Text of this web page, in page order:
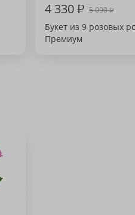
4 330₽ 5 090₽
Букет из 9 розовых
Премиум